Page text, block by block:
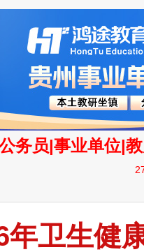
年卫生健